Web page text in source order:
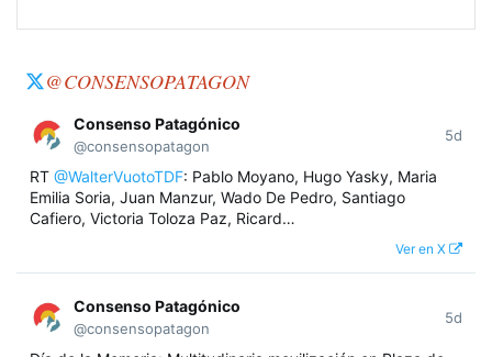
@CONSENSOPATAGON
Consenso Patagónico
@consensopatagon
5d
RT @WalterVuotoTDF: Pablo Moyano, Hugo Yasky, Maria
Emilia Soria, Juan Manzur, Wado De Pedro, Santiago
Cafiero, Victoria Toloza Paz, Ricard…
Ver en X
Consenso Patagónico
@consensopatagon
5d